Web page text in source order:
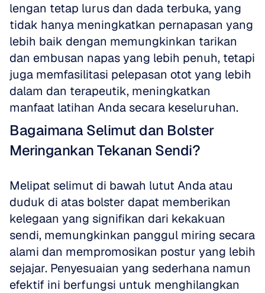
lengan tetap lurus dan dada terbuka, yang
tidak hanya meningkatkan pernapasan yang
lebih baik dengan memungkinkan tarikan
dan embusan napas yang lebih penuh, tetapi
juga memfasilitasi pelepasan otot yang lebih
dalam dan terapeutik, meningkatkan
manfaat latihan Anda secara keseluruhan.
Bagaimana Selimut dan Bolster
Meringankan Tekanan Sendi?
Melipat selimut di bawah lutut Anda atau
duduk di atas bolster dapat memberikan
kelegaan yang signifikan dari kekakuan
sendi, memungkinkan panggul miring secara
alami dan mempromosikan postur yang lebih
sejajar. Penyesuaian yang sederhana namun
efektif ini berfungsi untuk menghilangkan